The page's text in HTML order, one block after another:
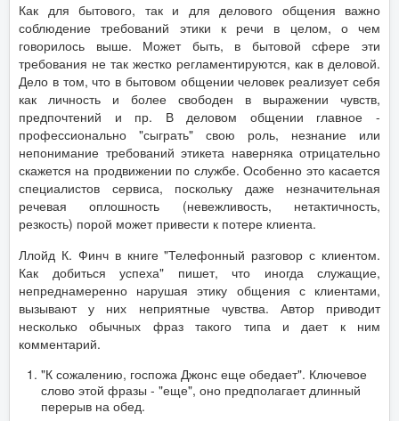
Как для бытового, так и для делового общения важно
соблюдение требований этики к речи в целом, о чем
говорилось выше. Может быть, в бытовой сфере эти
требования не так жестко регламентируются, как в деловой.
Дело в том, что в бытовом общении человек реализует себя
как личность и более свободен в выражении чувств,
предпочтений и пр. В деловом общении главное -
профессионально "сыграть" свою роль, незнание или
непонимание требований этикета наверняка отрицательно
скажется на продвижении по службе. Особенно это касается
специалистов сервиса, поскольку даже незначительная
речевая оплошность (невежливость, нетактичность,
резкость) порой может привести к потере клиента.
Ллойд К. Финч в книге "Телефонный разговор с клиентом.
Как добиться успеха" пишет, что иногда служащие,
непреднамеренно нарушая этику общения с клиентами,
вызывают у них неприятные чувства. Автор приводит
несколько обычных фраз такого типа и дает к ним
комментарий.
"К сожалению, госпожа Джонс еще обедает". Ключевое
слово этой фразы - "еще", оно предполагает длинный
перерыв на обед.